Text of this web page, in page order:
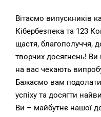
Вітаємо випускників
Кібербезпека та 123
щастя, благополуччя,
творчих досягнень! Ви
на вас чекають
Бажаємо вам
успіху та досягти
Ви – майбутнє нашої